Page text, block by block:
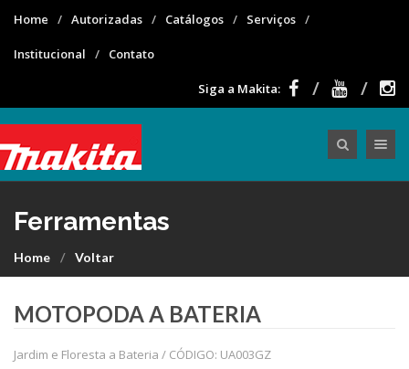
Home Autorizadas Catálogos Serviços
Institucional Contato
Siga a Makita:
Ferramentas
Home Voltar
MOTOPODA A BATERIA
Jardim e Floresta a Bateria / CÓDIGO: UA003GZ